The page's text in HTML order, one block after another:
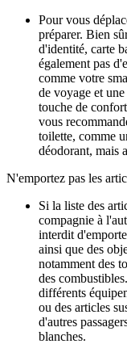
Pour vous
préparer. Bien
d'identité, carte
également pas
comme votre
de voyage et
touche de
vous
toilette, comme
déodorant, mais
N'emportez pas les
Si la liste des
compagnie à
interdit
ainsi que des
notamment des
des
différents
ou des articles
d'autres
blanches.